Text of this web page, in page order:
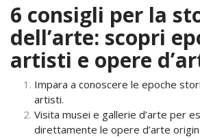
6 consigli per la
dell’arte: scopri
artisti e opere
Impara a conoscere le epoche
artisti.
Visita musei e gallerie d’arte per
direttamente le opere d’arte